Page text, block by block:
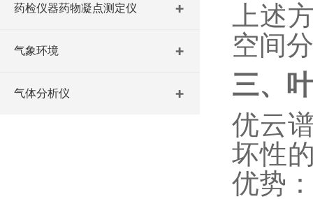
上述
空间
三、
优云
坏性
优势：
药检仪器药物凝点测定仪
气象环境
气体分析仪